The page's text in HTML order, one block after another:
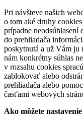
Pri návšteve našich
o tom aké druhy
prípadne
do prehliadača
poskytnutá a už Vám ju
nám konkrétny súhlas
v rozsahu cookies
zablokovať alebo
prehliadača alebo
časťami webových
Ako môžete